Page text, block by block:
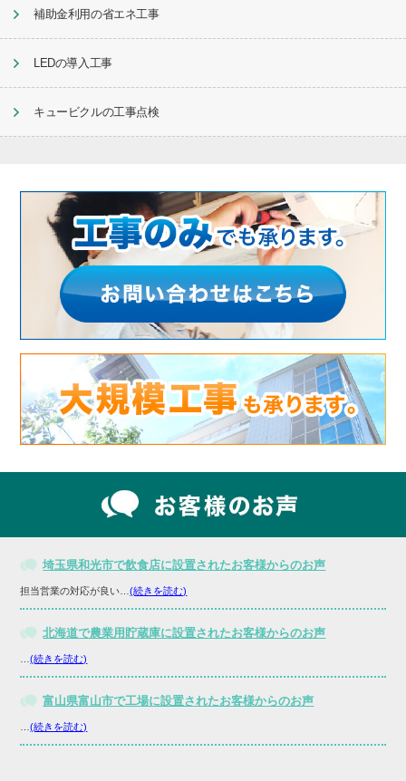
補助金利用の省エネ工事
LEDの導入工事
キュービクルの工事点検
埼玉県和光市で飲食店に設置されたお客様からのお声
担当営業の対応が良い…(続きを読む)
北海道で農業用貯蔵庫に設置されたお客様からのお声
…(続きを読む)
富山県富山市で工場に設置されたお客様からのお声
…(続きを読む)